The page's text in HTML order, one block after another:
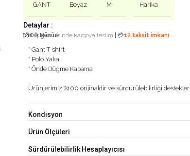
GANT Beyaz M Harika
Detaylar :
%100 Pamuk
📦1 iş günüiçinde kargoya teslim 💳12 taksit imkanı
* Gant T-shirt
* Polo Yaka
* Önde Düğme Kapama
Ürünlerimiz %100 orijinaldir ve sürdürülebilirliği destekler
Kondisyon
Ürün Ölçüleri
Sürdürülebilirlik Hesaplayıcısı